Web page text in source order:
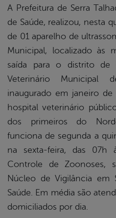
A Prefeitura de Serra
de Saúde, realizou, nesta
de 01 aparelho de
Municipal, localizado às
saída para o distrito de
Veterinário Municipal
inaugurado em janeiro
hospital veterinário
dos primeiros do
funciona de segunda a
na sexta-feira, das
Controle de Zoonoses,
Núcleo de Vigilância em
Saúde. Em média são
domiciliados por dia.